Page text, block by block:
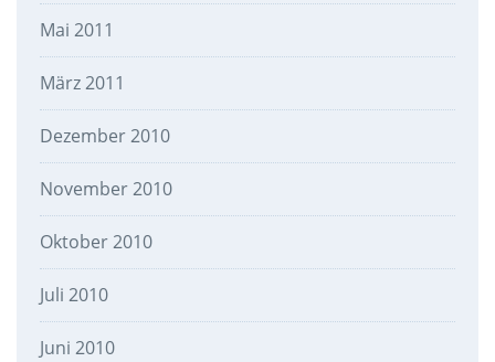
Mai 2011
März 2011
Dezember 2010
November 2010
Oktober 2010
Juli 2010
Juni 2010